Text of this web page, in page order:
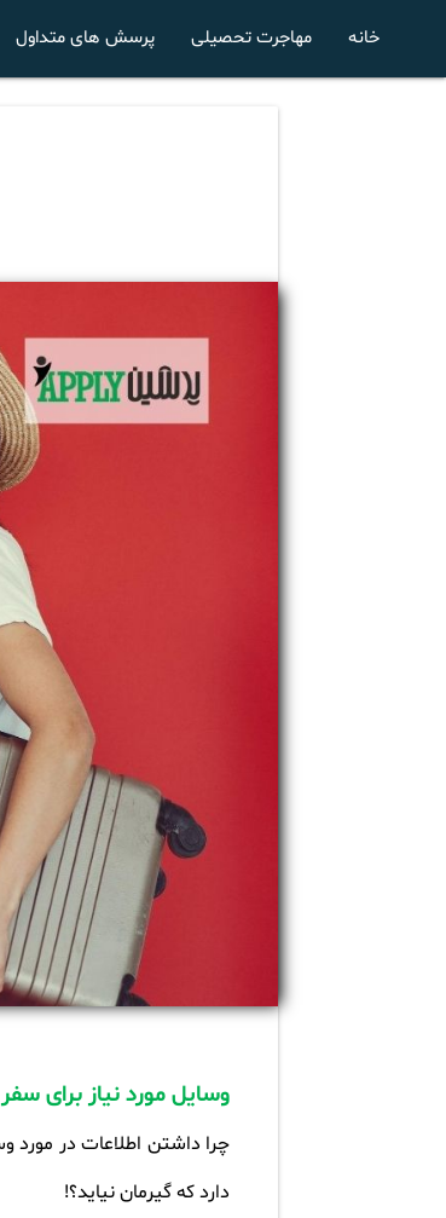
خانه مهاجرت تحصیلی پرسش های متداول
وسایل مورد نیاز برای
چرا داشتن اطلاعات در مورد
دارد که گیرمان نیاید؟!